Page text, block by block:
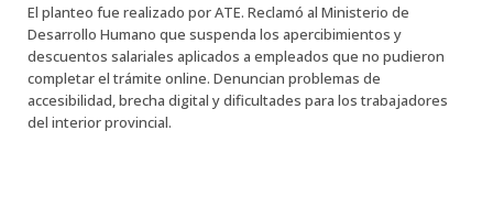
El planteo fue realizado por ATE. Reclamó al Ministerio de
Desarrollo Humano que suspenda los apercibimientos y
descuentos salariales aplicados a empleados que no pudieron
completar el trámite online. Denuncian problemas de
accesibilidad, brecha digital y dificultades para los trabajadores
del interior provincial.